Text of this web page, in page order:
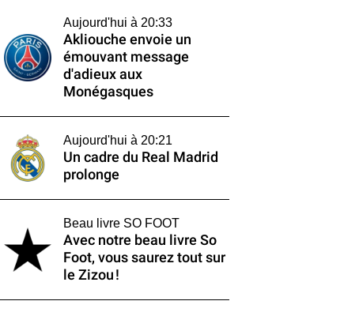
Aujourd'hui à 20:33
Akliouche envoie un
émouvant message
d'adieux aux
Monégasques
Aujourd'hui à 20:21
Un cadre du Real Madrid
prolonge
Beau livre SO FOOT
Avec notre beau livre So
Foot, vous saurez tout sur
le Zizou !